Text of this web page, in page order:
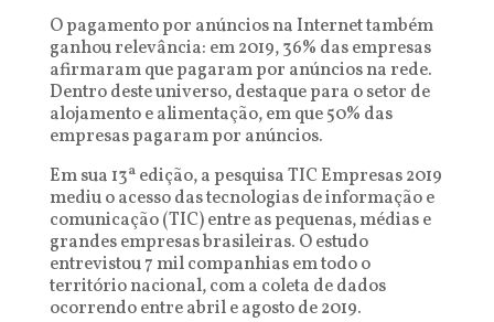
O pagamento por anúncios na Internet também
ganhou relevância: em 2019, 36% das empresas
afirmaram que pagaram por anúncios na rede.
Dentro deste universo, destaque para o setor de
alojamento e alimentação, em que 50% das
empresas pagaram por anúncios.
Em sua 13ª edição, a pesquisa TIC Empresas 2019
mediu o acesso das tecnologias de informação e
comunicação (TIC) entre as pequenas, médias e
grandes empresas brasileiras. O estudo
entrevistou 7 mil companhias em todo o
território nacional, com a coleta de dados
ocorrendo entre abril e agosto de 2019.